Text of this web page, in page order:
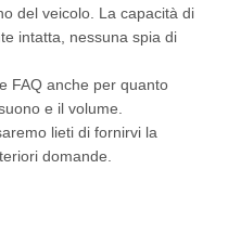
del veicolo. La capacità di
intatta, nessuna spia di
FAQ anche per quanto
e il volume.
lieti di fornirvi la
domande.